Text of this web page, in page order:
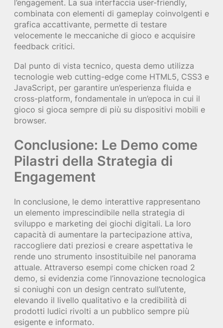
l’engagement. La sua interfaccia user-friendly,
combinata con elementi di gameplay coinvolgenti e
grafica accattivante, permette di testare
velocemente le meccaniche di gioco e acquisire
feedback critici.
Dal punto di vista tecnico, questa demo utilizza
tecnologie web cutting-edge come HTML5, CSS3 e
JavaScript, per garantire un’esperienza fluida e
cross-platform, fondamentale in un’epoca in cui il
gioco si gioca sempre di più su dispositivi mobili e
browser.
Conclusione: Le Demo come
Pilastri della Strategia di
Engagement
In conclusione, le demo interattive rappresentano
un elemento imprescindibile nella strategia di
sviluppo e marketing dei giochi digitali. La loro
capacità di aumentare la partecipazione attiva,
raccogliere dati preziosi e creare aspettativa le
rende uno strumento insostituibile nel panorama
attuale. Attraverso esempi come chicken road 2
demo, si evidenzia come l’innovazione tecnologica
si coniughi con un design centrato sull’utente,
elevando il livello qualitativo e la credibilità di
prodotti ludici rivolti a un pubblico sempre più
esigente e informato.